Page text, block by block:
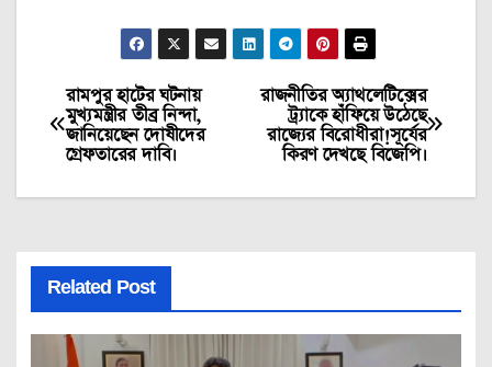
Post
navigation
রাজনীতির অ্যাথলেটিক্সের
ট্র্যাকে হাঁফিয়ে উঠেছে
রাজ্যের বিরোধীরা!সূর্যের
কিরণ দেখছে বিজেপি।
রামপুর হাটের ঘটনায়
মুখ্যমন্ত্রীর তীব্র নিন্দা,
জানিয়েছেন দোষীদের
গ্রেফতারের দাবি।
Related Post